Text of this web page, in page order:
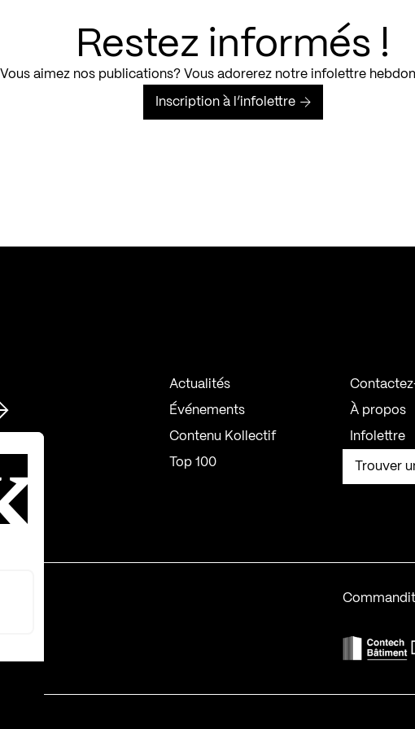
Restez informés !
Vous aimez nos publications? Vous adorerez notre infolettre
Inscription à l’infolettre
Actualités
Événements
Contenu Kollectif
Top 100
À propos
Infolettre
Trouver